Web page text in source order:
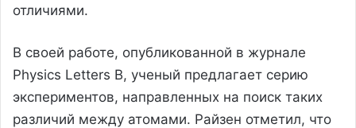
отличиями.
В своей работе, опубликованной в журнале
Physics Letters B, ученый предлагает серию
экспериментов, направленных на поиск таких
различий между атомами. Райзен отметил, что